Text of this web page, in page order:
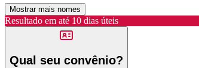
Mostrar mais nomes
Resultado em até 10 dias úteis
Qual seu convênio?